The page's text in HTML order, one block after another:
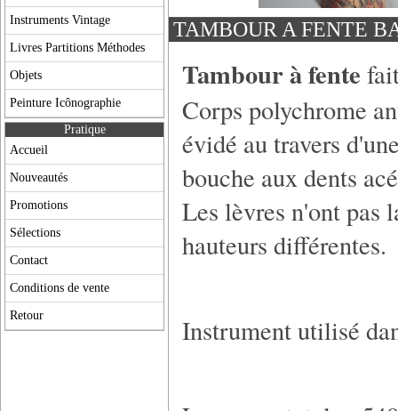
Instruments Vintage
Livres Partitions Méthodes
Objets
Peinture Icônographie
Pratique
Accueil
Nouveautés
Promotions
Sélections
Contact
Conditions de vente
Retour
TAMBOUR A FENTE
Tambour à fente
Corps polychrome
évidé au travers
bouche aux dents
Les lèvres n'ont pas
hauteurs différentes.
Instrument utilisé